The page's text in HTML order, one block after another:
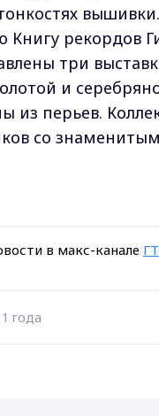
Книгу рекордов
три
и
из перьев.
со
в макс-канале
года